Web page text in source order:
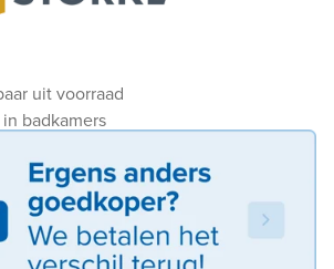
uit voorraad
badkamers